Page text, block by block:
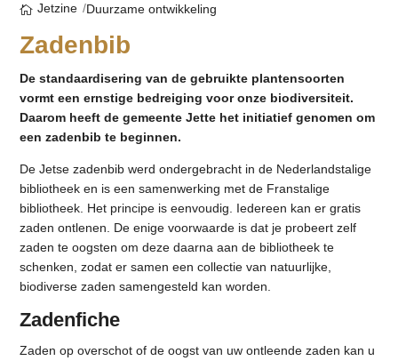
Jetzine Duurzame ontwikkeling
Zadenbib
De standaardisering van de gebruikte plantensoorten
vormt een ernstige bedreiging voor onze biodiversiteit.
Daarom heeft de gemeente Jette het initiatief genomen om
een zadenbib te beginnen.
De Jetse zadenbib werd ondergebracht in de Nederlandstalige
bibliotheek en is een samenwerking met de Franstalige
bibliotheek. Het principe is eenvoudig. Iedereen kan er gratis
zaden ontlenen. De enige voorwaarde is dat je probeert zelf
zaden te oogsten om deze daarna aan de bibliotheek te
schenken, zodat er samen een collectie van natuurlijke,
biodiverse zaden samengesteld kan worden.
Zadenfiche
Zaden op overschot of de oogst van uw ontleende zaden kan u